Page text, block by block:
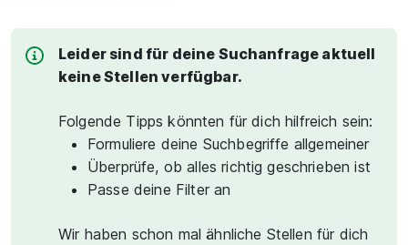
Leider sind für deine Suchanfrage aktuell
keine Stellen verfügbar.
Folgende Tipps könnten für dich hilfreich sein:
Formuliere deine Suchbegriffe allgemeiner
Überprüfe, ob alles richtig geschrieben ist
Passe deine Filter an
Wir haben schon mal ähnliche Stellen für dich